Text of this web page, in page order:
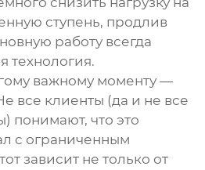
ступень, продлив
работу всегда
технология.
важному моменту —
все клиенты (да и не все
понимают, что это
с ограниченным
зависит не только от